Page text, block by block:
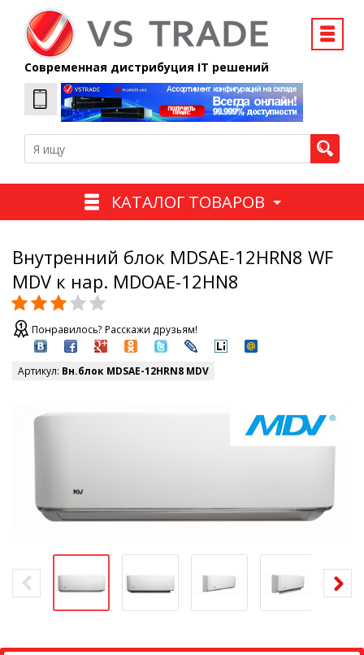
Современная дистрибуция IT решений
КАТАЛОГ ТОВАРОВ
Внутренний блок MDSAE-12HRN8 WF
MDV к нар. MDOAE-12HN8
Понравилось? Расскажи друзьям!
Артикул: Вн.блок MDSAE-12HRN8 MDV